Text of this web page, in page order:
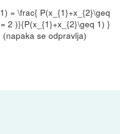
= \frac{ P(x_{1}+x_{2}\geq
2 )}{P(x_{1}+x_{2}\geq 1) }
se odpravlja)